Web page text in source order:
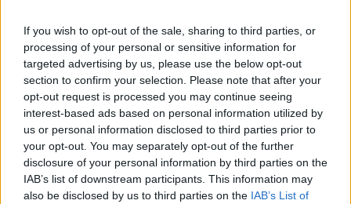
If you wish to opt-out of the sale, sharing to third parties, or
processing of your personal or sensitive information for
targeted advertising by us, please use the below opt-out
section to confirm your selection. Please note that after your
opt-out request is processed you may continue seeing
interest-based ads based on personal information utilized by
us or personal information disclosed to third parties prior to
your opt-out. You may separately opt-out of the further
disclosure of your personal information by third parties on the
IAB’s list of downstream participants. This information may
also be disclosed by us to third parties on the IAB’s List of
Fotó: Gergely Makai Photography